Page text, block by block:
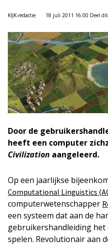
KIJK-redactie 18 juli 2011 16:00 Deel
Door de
heeft een computer
Civilization aangeleerd.
Op een jaarlijkse
Computational Linguistics
computerwetenschapper
een systeem dat aan de
gebruikershandleiding het
spelen. Revolutionair aan